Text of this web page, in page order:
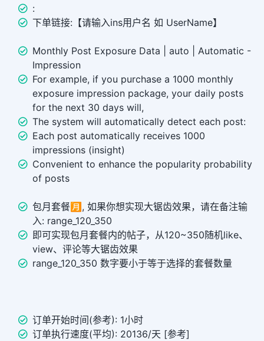
:
下单链接:【请输入ins用户名 如 UserName】
Monthly Post Exposure Data | auto | Automatic -
Impression
For example, if you purchase a 1000 monthly
exposure impression package, your daily posts
for the next 30 days will,
The system will automatically detect each post:
Each post automatically receives 1000
impressions (insight)
Convenient to enhance the popularity probability
of posts
包月套餐🈷️, 如果你想实现大锯齿效果，请在备注输
入: range_120_350
即可实现包月套餐内的帖子，从120~350随机like、
view、评论等大锯齿效果
range_120_350 数字要小于等于选择的套餐数量
订单开始时间(参考): 1小时
订单执行速度(平均): 20136/天 [参考]